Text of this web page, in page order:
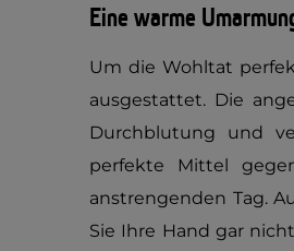
Eine warme
Um die Wohltat
ausgestattet. Die
Durchblutung und
perfekte Mittel
anstrengenden Tag.
Sie Ihre Hand gar